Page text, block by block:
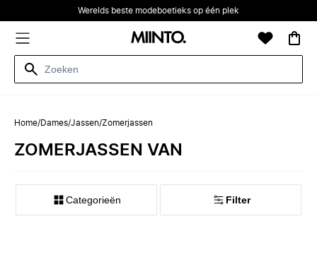
Werelds beste modeboetieks op één plek
Home/Dames/Jassen/Zomerjassen
ZOMERJASSEN VAN
Categorieën Filter